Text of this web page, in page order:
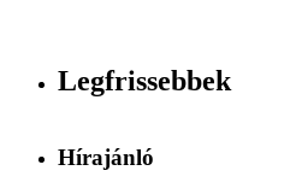
Legfrissebbek
Hírajánló